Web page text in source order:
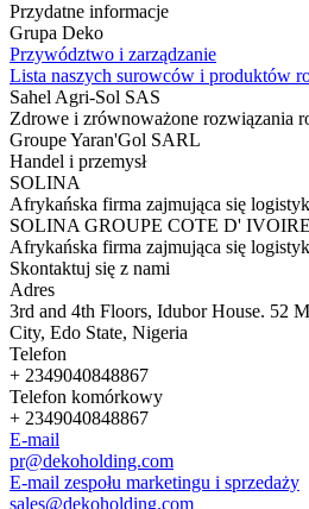
Przydatne informacje
Grupa Deko
Przywództwo i zarządzanie
Lista naszych surowców i produktów
Sahel Agri-Sol SAS
Zdrowe i zrównoważone rozwiązania
Groupe Yaran'Gol SARL
Handel i przemysł
SOLINA
Afrykańska firma zajmująca się
SOLINA GROUPE COTE D' IVOIRE
Afrykańska firma zajmująca się
Skontaktuj się z nami
Adres
3rd and 4th Floors, Idubor House. 52
City, Edo State, Nigeria
Telefon
+ 2349040848867
Telefon komórkowy
+ 2349040848867
E-mail
pr@dekoholding.com
E-mail zespołu marketingu i sprzedaży
sales@dekoholding.com